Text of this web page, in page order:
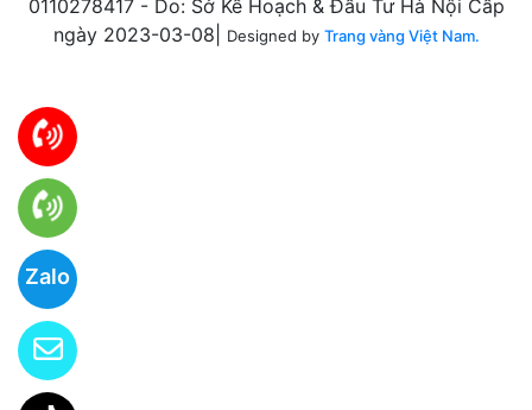
Zalo
0110278417 - Do: Sở Kế Hoạch & Đầu Tư Hà Nội Cấp
ngày 2023-03-08|
Designed by Trang vàng Việt Nam.